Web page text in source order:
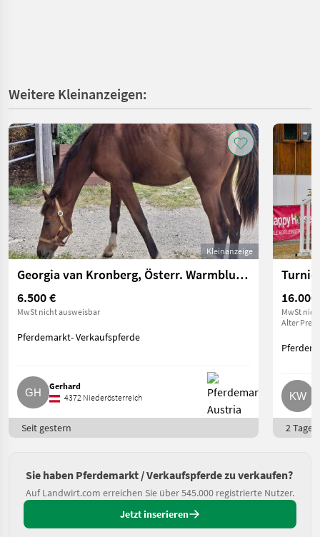
Weitere Kleinanzeigen:
Kleinanzeige
Georgia van Kronberg, Österr. Warmblut Stute
6.500 €
MwSt nicht ausweisbar
Pferdemarkt- Verkaufspferde
Gerhard
4372 Niederösterreich
Seit gestern
16.000
MwSt
Alter Preis
2 Tage
Sie haben Pferdemarkt / Verkaufspferde zu verkaufen?
Auf Landwirt.com erreichen Sie über 545.000 registrierte Nutzer.
Jetzt inserieren